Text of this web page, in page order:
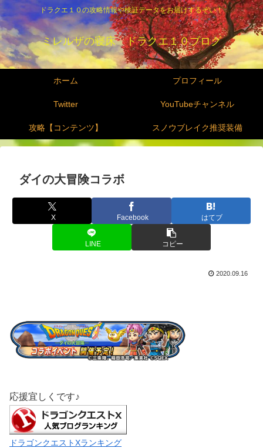
ドラクエ１０の攻略情報や検証データをお届けするぞい！
ミレルザの寝床 ドラクエ１０ブログ
ホーム プロフィール
Twitter YouTubeチャンネル
攻略【コンテンツ】 スノウブレイク推奨装備
ダイの大冒険コラボ
X Facebook はてブ
LINE コピー
2020.09.16
応援宜しくです♪
ドラゴンクエストXランキング